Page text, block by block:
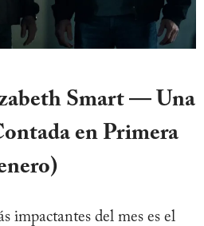
Smart — Una
en Primera
impactantes del mes es el